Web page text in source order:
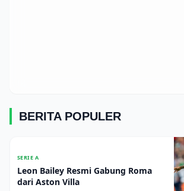
BERITA POPULER
SERIE A
Leon Bailey Resmi Gabung Roma
dari Aston Villa